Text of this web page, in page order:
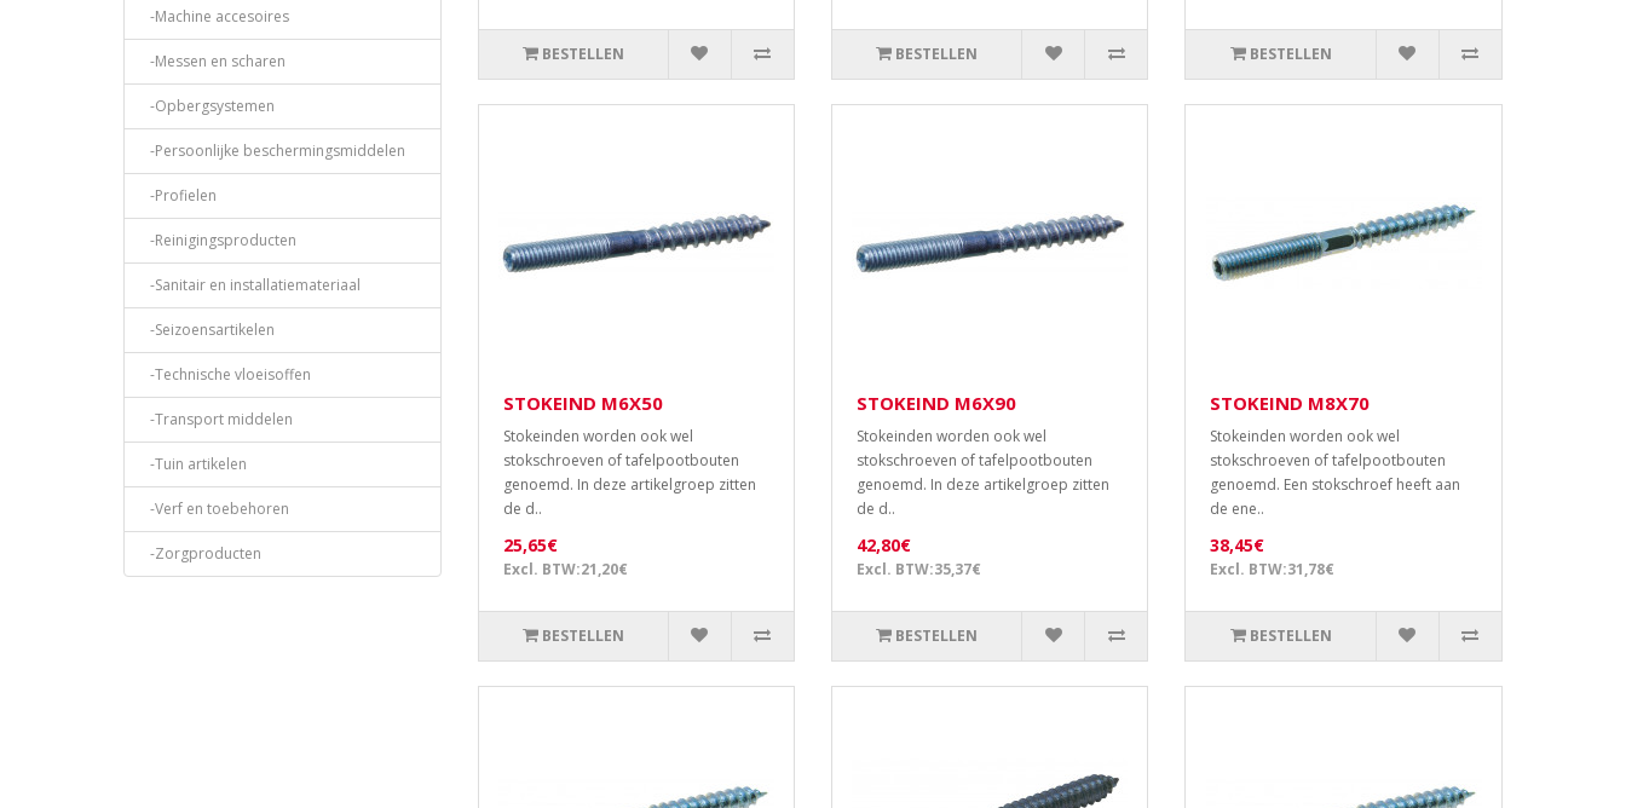
-Machine accesoires
-Messen en scharen
-Opbergsystemen
-Persoonlijke beschermingsmiddelen
-Profielen
-Reinigingsproducten
-Sanitair en installatiemateriaal
-Seizoensartikelen
-Technische vloeisoffen
-Transport middelen
-Tuin artikelen
-Verf en toebehoren
-Zorgproducten
BESTELLEN BESTELLEN BESTELLEN
STOKEIND M6X50
Stokeinden worden ook wel
stokschroeven of tafelpootbouten
genoemd. In deze artikelgroep zitten
de d..
25,65€
Excl. BTW:21,20€
BESTELLEN
STOKEIND M6X90
Stokeinden worden ook wel
stokschroeven of tafelpootbouten
genoemd. In deze artikelgroep zitten
de d..
42,80€
Excl. BTW:35,37€
BESTELLEN
STOKEIND M8X70
Stokeinden worden ook wel
stokschroeven of tafelpootbouten
genoemd. Een stokschroef heeft aan
de ene..
38,45€
Excl. BTW:31,78€
BESTELLEN